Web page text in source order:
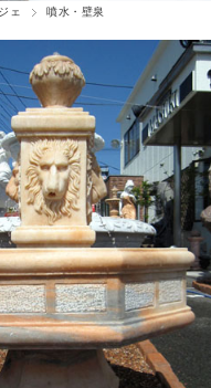
ェ 噴水・壁泉